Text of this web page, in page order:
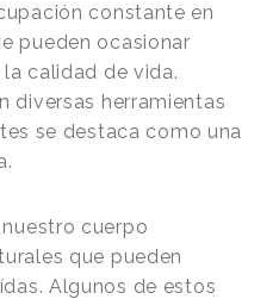
constante en
pueden ocasionar
calidad de vida.
diversas herramientas
se destaca como una
cuerpo
que pueden
Algunos de estos